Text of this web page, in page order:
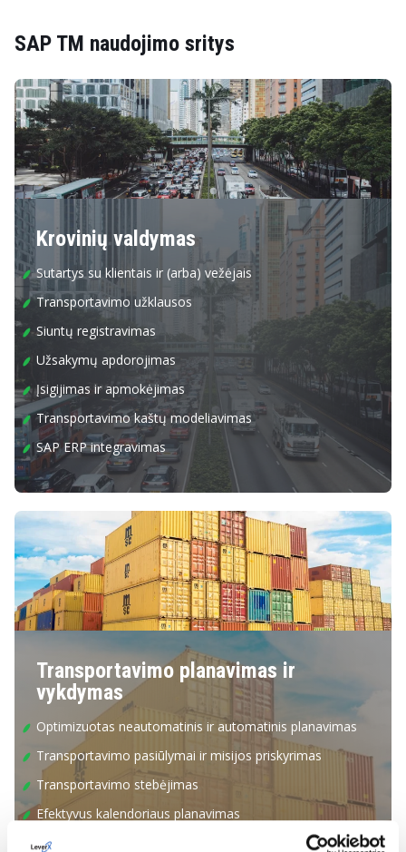
SAP TM naudojimo sritys
Krovinių valdymas
Sutartys su klientais ir (arba) vežėjais
Transportavimo užklausos
Siuntų registravimas
Užsakymų apdorojimas
Įsigijimas ir apmokėjimas
Transportavimo kaštų modeliavimas
SAP ERP integravimas
Transportavimo planavimas ir
vykdymas
Optimizuotas neautomatinis ir automatinis planavimas
Transportavimo pasiūlymai ir misijos priskyrimas
Transportavimo stebėjimas
Efektyvus kalendoriaus planavimas
Krovinio komisiniai